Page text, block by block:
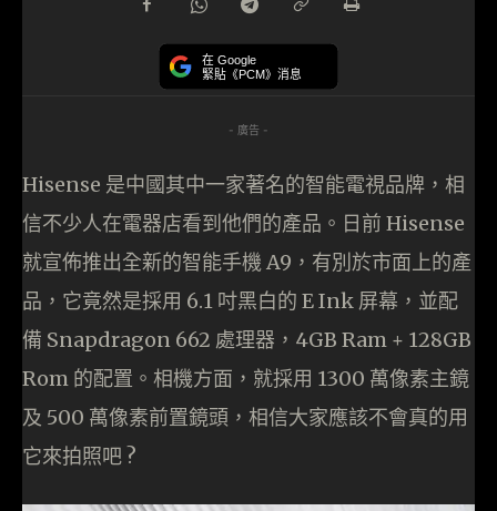
在 Google
緊貼《PCM》消息
- 廣告 -
Hisense 是中國其中一家著名的智能電視品牌，相
信不少人在電器店看到他們的產品。日前 Hisense
就宣佈推出全新的智能手機 A9，有別於市面上的產
品，它竟然是採用 6.1 吋黑白的 E Ink 屏幕，並配
備 Snapdragon 662 處理器，4GB Ram + 128GB
Rom 的配置。相機方面，就採用 1300 萬像素主鏡
及 500 萬像素前置鏡頭，相信大家應該不會真的用
它來拍照吧 ?